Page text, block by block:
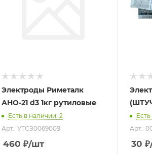
Электроды Риметалк
АНО-21 d3 1кг рутиловые
Есть в наличии: 2
Арт.: УТСЗ0069009
460 ₽/шт
Арт.:
30 ₽